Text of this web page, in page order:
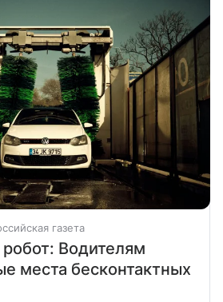
газета
Водителям
места бесконтактных